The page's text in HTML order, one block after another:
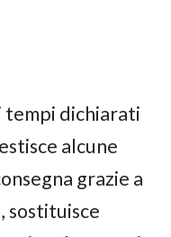
tempi dichiarati
alcune
grazie a
sostituisce